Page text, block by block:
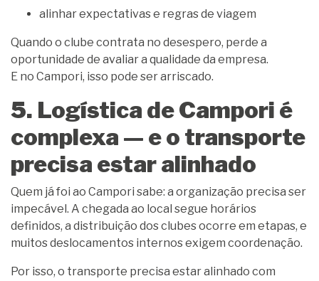
alinhar expectativas e regras de viagem
Quando o clube contrata no desespero, perde a
oportunidade de avaliar a qualidade da empresa.
E no Campori, isso pode ser arriscado.
5. Logística de Campori é
complexa — e o transporte
precisa estar alinhado
Quem já foi ao Campori sabe: a organização precisa ser
impecável. A chegada ao local segue horários
definidos, a distribuição dos clubes ocorre em etapas, e
muitos deslocamentos internos exigem coordenação.
Por isso, o transporte precisa estar alinhado com